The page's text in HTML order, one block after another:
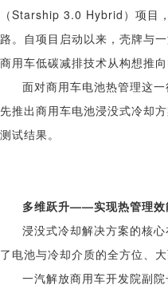
（Starship 3.0 Hybrid）项目
路。自项目启动以来，壳牌与
商用车低碳减排技术从构想推向
面对商用车电池热管理这
先推出商用车电池浸没式冷却
测试结果。
多维跃升——实现热管理效
浸没式冷却解决方案的核
了电池与冷却介质的全方位、
一汽解放商用车开发院副